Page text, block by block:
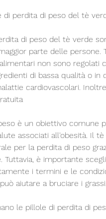
di perdita di peso del tè
di peso del tè verde
parte delle persone.
non sono regolati
di bassa qualità o
cardiovascolari.
è un obiettivo comune
associati all'obesità. Il
per la perdita di peso
Tuttavia, è importante
i termini e le
aiutare a bruciare i grassi.
le pillole di perdita di